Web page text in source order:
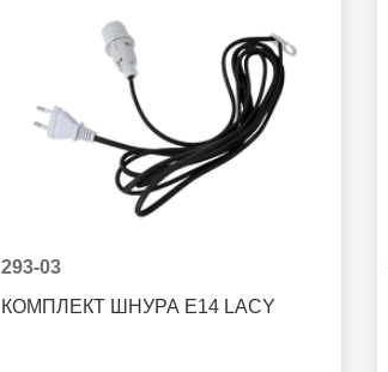
293-03
КОМПЛЕКТ ШНУРА E14 LACY